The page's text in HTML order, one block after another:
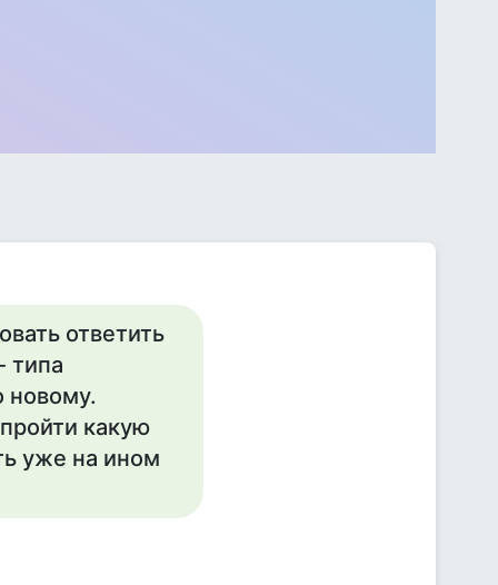
ответить
типа
новому.
какую
уже на ином